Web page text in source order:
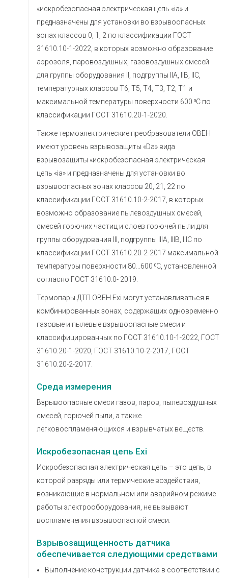
«искробезопасная электрическая цепь «ia» и
предназначены для установки во взрывоопасных
зонах классов 0, 1, 2 по классификации ГОСТ
31610.10-1-2022, в которых возможно образование
аэрозоля, паровоздушных, газовоздушных смесей
для группы оборудования II, подгруппы IIA, IIB, IIC,
температурных классов T6, T5, T4, T3, T2, T1 и
максимальной температуры поверхности 600 ⁰C по
классификации ГОСТ 31610.20-1-2020.
Также термоэлектрические преобразователи ОВЕН
имеют уровень взрывозащиты «Da» вида
взрывозащиты «искробезопасная электрическая
цепь «ia» и предназначены для установки во
взрывоопасных зонах классов 20, 21, 22 по
классификации ГОСТ 31610.10-2-2017, в которых
возможно образование пылевоздушных смесей,
смесей горючих частиц и слоев горючей пыли для
группы оборудования III, подгруппы IIIA, IIIB, IIIC по
классификации ГОСТ 31610.20-2-2017 максимальной
температуры поверхности 80…600 ⁰C, установленной
согласно ГОСТ 31610.0- 2019.
Термопары ДТП ОВЕН Exi могут устанавливаться в
комбинированных зонах, содержащих одновременно
газовые и пылевые взрывоопасные смеси и
классифицированных по ГОСТ 31610.10-1-2022, ГОСТ
31610.20-1-2020, ГОСТ 31610.10-2-2017, ГОСТ
31610.20-2-2017.
Среда измерения
Взрывоопасные смеси газов, паров, пылевоздушных
смесей, горючей пыли, а также
легковоспламеняющихся и взрывчатых веществ.
Искробезопасная цепь Exi
Искробезопасная электрическая цепь – это цепь, в
которой разряды или термические воздействия,
возникающие в нормальном или аварийном режиме
работы электрооборудования, не вызывают
воспламенения взрывоопасной смеси.
Взрывозащищенность датчика
обеспечивается следующими средствами
Выполнение конструкции датчика в соответствии с